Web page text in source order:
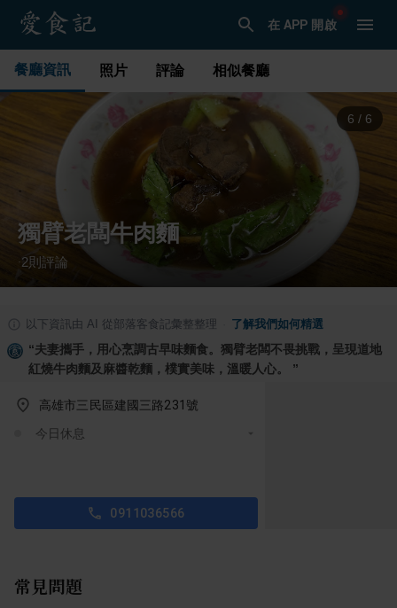
在 APP 開啟
餐廳資訊 照片 評論 相似餐廳
1 / 6
獨臂老闆牛肉麵
·2 則評論
以下資訊由 AI 從部落客食記彙整整理 了解我們如何精選
“夫妻攜手，用心烹調古早味麵食。獨臂老闆不畏挑戰，呈現道地
紅燒牛肉麵及麻醬乾麵，樸實美味，溫暖人心。 ”
高雄市三民區建國三路231號
今日休息
0911036566
常見問題